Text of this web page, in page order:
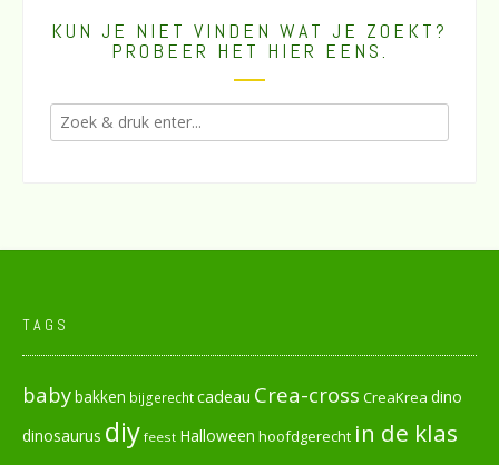
KUN JE NIET VINDEN WAT JE ZOEKT?
PROBEER HET HIER EENS.
TAGS
babybakken bijgerechtcadeau Crea-cross CreaKrea dino
dinosaurus diy feest Halloween hoofdgerecht in de klas